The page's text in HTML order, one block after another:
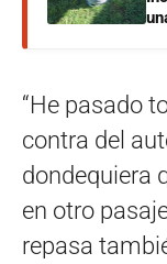
“He pasado
contra del
dondequiera
en otro
repasa